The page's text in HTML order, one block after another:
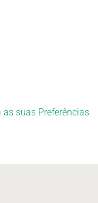
as suas Preferências